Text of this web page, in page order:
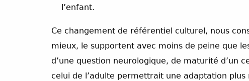
l’enfant.
Ce changement de référentiel culturel, nous
mieux, le supportent avec moins de peine que
d’une question neurologique, de maturité d’un
celui de l’adulte permettrait une adaptation